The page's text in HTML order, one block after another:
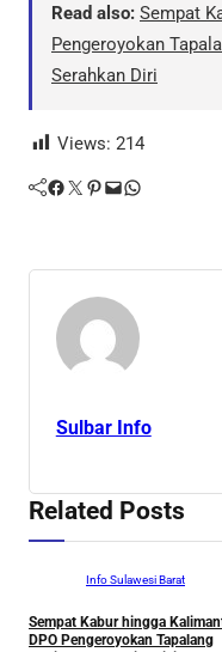
Read also: Sempat
Pengeroyokan
Serahkan Diri
Views: 214
Facebook Twitter Pinterest Mail WhatsApp
Sulbar Info
Related Posts
Info Sulawesi Barat
Sempat Kabur hingga
DPO Pengeroyokan Tapalang